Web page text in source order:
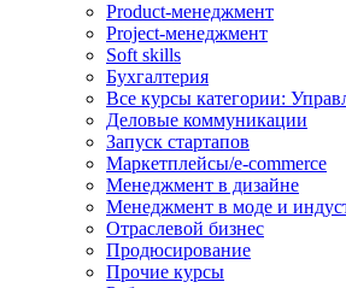
Product-менеджмент
Project-менеджмент
Soft skills
Бухгалтерия
Все курсы категории:
Деловые коммуникации
Запуск стартапов
Маркетплейсы/e-commerce
Менеджмент в дизайне
Менеджмент в моде и
Отраслевой бизнес
Продюсирование
Прочие курсы